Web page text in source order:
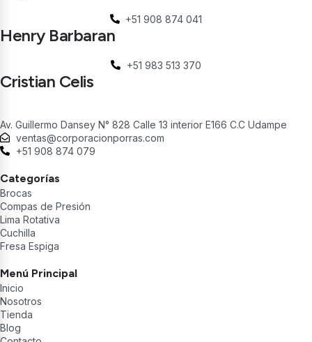
+51 908 874 041
Henry Barbaran
+51 983 513 370
Cristian Celis
Av. Guillermo Dansey N° 828 Calle 13 interior E166 C.C Udampe
ventas@corporacionporras.com
+51 908 874 079
Categorías
Brocas
Compas de Presión
Lima Rotativa
Cuchilla
Fresa Espiga
Menú Principal
Inicio
Nosotros
Tienda
Blog